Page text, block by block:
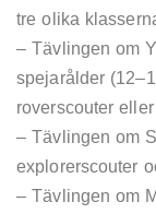
tre olika
– Tävlingen om
spejarålder
roverscouter
– Tävlingen om
explorerscouter
– Tävlingen om